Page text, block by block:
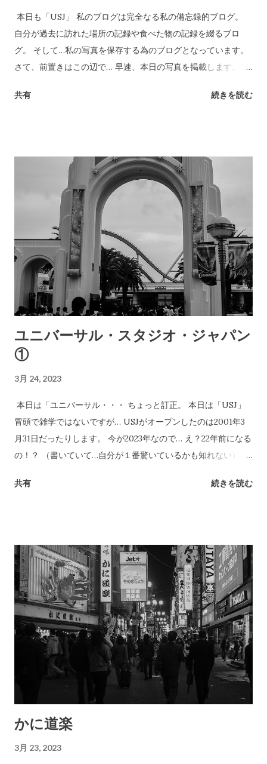
本日も「USJ」 私のブログは完全なる私の備忘録的ブログ。
自分が過去に訪れた場所の記録や食べた物の記録を綴るブロ
グ。 そして…私の写真を保存する為のブログとなっています。
さて、前置きはこの辺で… 早速、本日の写真を掲載します。 私
どうなっているのかわかりません。 ただ当時、USJに行ったら
した。 そう言えばこの前、 インスタで 『バック・トゥ・ザ・
フューチャー』の現在のメンバーの写真が掲載されていまし
た。 みんな素敵に歳を重ねられた感じで素敵な１枚でした。 私
もこのデロリアンがあれば… 昔に戻ってもっと勉強をする様に
自分に言い聞かせたいですね。 それでは本日はこの辺で。
共有 続きを読む
ユニバーサル・スタジオ・ジャパン
①
3月 24, 2023
本日は「ユニバーサル・・・ ちょっと訂正。 本日は「USJ」
冒頭で雑学ではないですが… USJがオープンしたのは2001年3
月31日だったりします。 今が2023年なので… え？22年前になる
の！？ （書いていて…自分が１番驚いているかも知れない） ち
前か… 今、2001年の出来事をネットで調べてみた。 世の中的に
だ。 私の撮った写真に修学旅行なのか、学生の集合写真を撮る
シーンがあった。 きっとこの学生達も今では立派な社会人にな
って 会社の中堅になっているに違いないだろう。 今回USJの内
容を少し分けて記載したいと思います。 それでは本日はこの辺
で。
共有 続きを読む
かに道楽
3月 23, 2023